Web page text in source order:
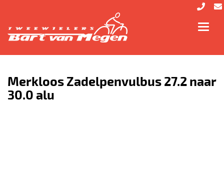
Merkloos Zadelpenvulbus 27.2 naar
30.0 alu